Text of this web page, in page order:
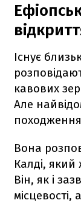
Існує
кавових
Але
Вона
Калді, який
Він, як і